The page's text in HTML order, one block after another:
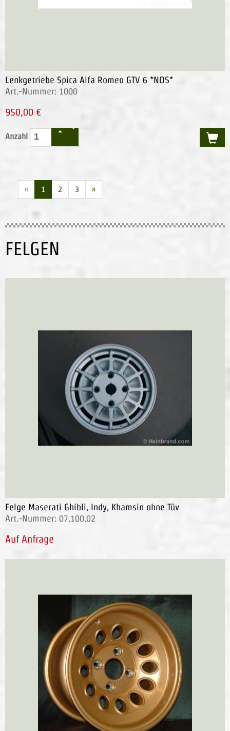
Lenkgetriebe Spica Alfa Romeo GTV 6 *NOS*
Art.-Nummer: 1000
950,00 €
Anzahl
« 1 2 3 »
FELGEN
Felge Maserati Ghibli, Indy, Khamsin ohne Tüv
Art.-Nummer: 07,100,02
Auf Anfrage